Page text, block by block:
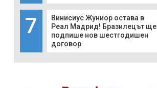
7
Винисиус Жуниор остава в
Реал Мадрид! Бразилецът ще
подпише нов шестгодишен
договор